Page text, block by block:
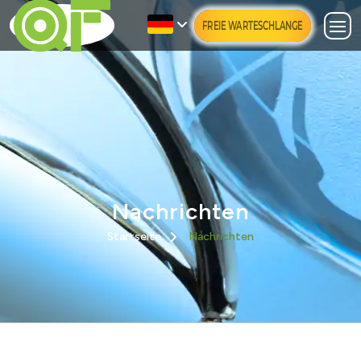
FREIE WARTESCHLANGE
Nachrichten
Startseite Nachrichten